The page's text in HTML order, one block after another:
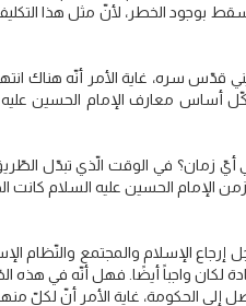
بوجود الخطر، لأنّ مثل هذا
سره، غاية الأمر أنّه هناك
أساس معارف الإمام الحسين
زمان؟ في الوقت الّذي تبدّل
الإمام الحسين عليه السلام
إرجاع الإسلام والمجتمع والنّظام
واجباً أيضًا. فهل أنّه في هذه
الحكومة، غاية الأمر أنّ لكلّ